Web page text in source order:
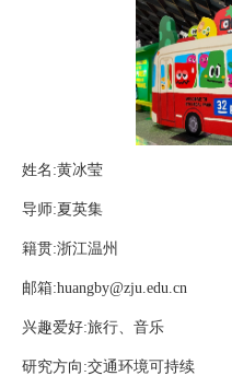
姓名:黄冰莹
导师:夏英集
籍贯:浙江温州
邮箱:huangby@zju.edu.cn
兴趣爱好:旅行、音乐
研究方向:交通环境可持续